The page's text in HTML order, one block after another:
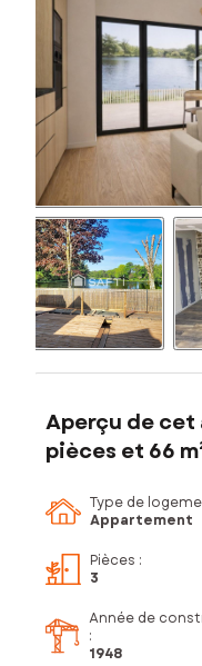
Aperçu de cet
pièces et 66
Type de
Appartement
Pièces :
3
Année de
:
1948